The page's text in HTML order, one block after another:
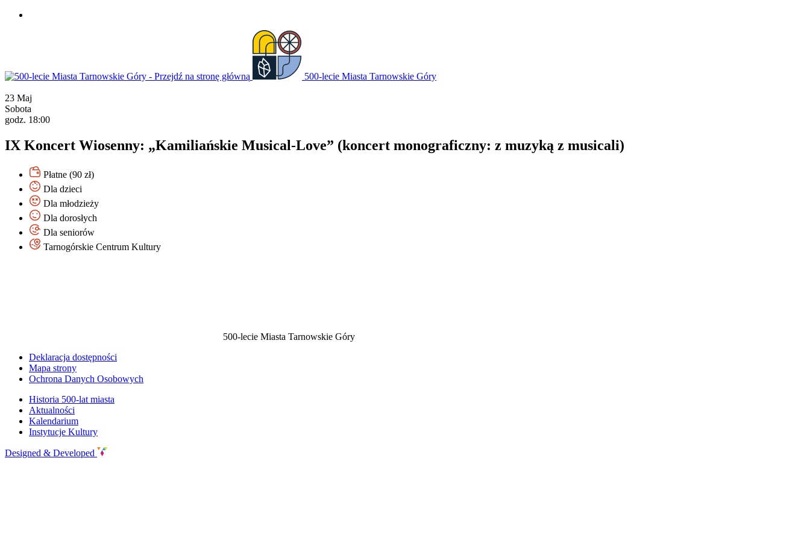
500-lecie Miasta Tarnowskie Góry
23 Maj
Sobota
godz. 18:00
IX Koncert Wiosenny: „Kamiliańskie Musical-Love” (koncert monograficzny: z muzyką z musicali)
Płatne (90 zł)
Dla dzieci
Dla młodzieży
Dla dorosłych
Dla seniorów
Tarnogórskie Centrum Kultury
500-lecie Miasta Tarnowskie Góry
Deklaracja dostępności
Mapa strony
Ochrona Danych Osobowych
Historia 500-lat miasta
Aktualności
Kalendarium
Instytucje Kultury
Designed & Developed